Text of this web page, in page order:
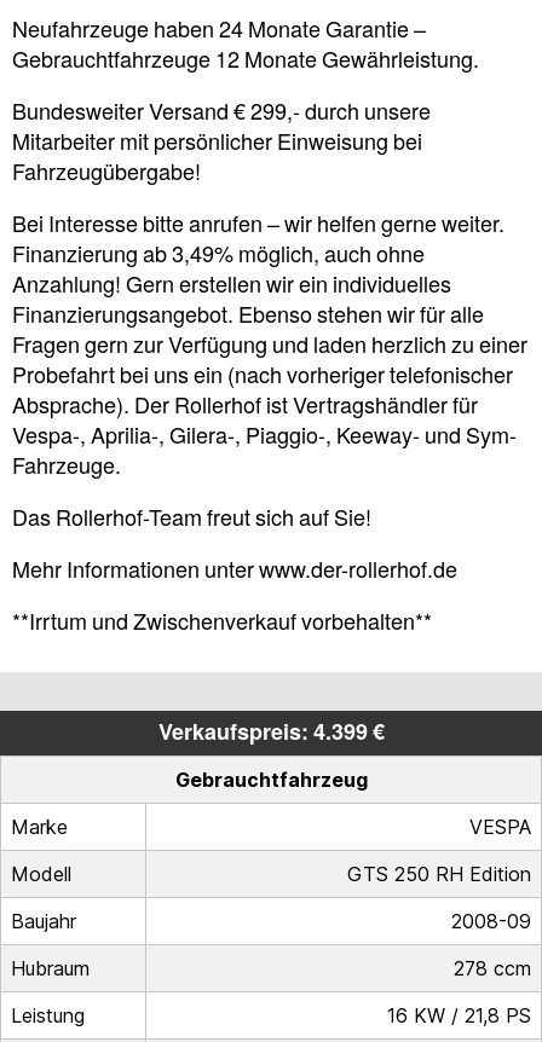
Neufahrzeuge haben 24 Monate Garantie –
Gebrauchtfahrzeuge 12 Monate Gewährleistung.
Bundesweiter Versand € 299,- durch unsere
Mitarbeiter mit persönlicher Einweisung bei
Fahrzeugübergabe!
Bei Interesse bitte anrufen – wir helfen gerne weiter.
Finanzierung ab 3,49% möglich, auch ohne
Anzahlung! Gern erstellen wir ein individuelles
Finanzierungsangebot. Ebenso stehen wir für alle
Fragen gern zur Verfügung und laden herzlich zu einer
Probefahrt bei uns ein (nach vorheriger telefonischer
Absprache). Der Rollerhof ist Vertragshändler für
Vespa-, Aprilia-, Gilera-, Piaggio-, Keeway- und Sym-
Fahrzeuge.
Das Rollerhof-Team freut sich auf Sie!
Mehr Informationen unter www.der-rollerhof.de
**Irrtum und Zwischenverkauf vorbehalten**
Verkaufspreis: 4.399 €
Gebrauchtfahrzeug
Marke
VESPA
Modell
GTS 250 RH Edition
Baujahr
2008-09
Hubraum
278 ccm
Leistung
16 KW / 21,8 PS